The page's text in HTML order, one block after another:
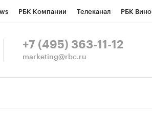
РБК Компании Телеканал РБК Вино
СПб Спецпроекты
+7 (495) 363-11-12
marketing@rbc.ru